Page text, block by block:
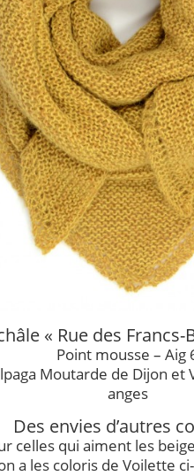
« Rue des
Point mousse – Aig
Moutarde de Dijon et
anges
Des envies d’autres
celles qui aiment les
a les coloris de Voilette